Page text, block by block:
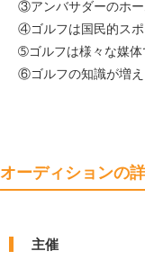
③アンバサダーのホー
④ゴルフは国民的スポ
➄ゴルフは様々な媒体
⑥ゴルフの知識が増え
オーディションの
主催